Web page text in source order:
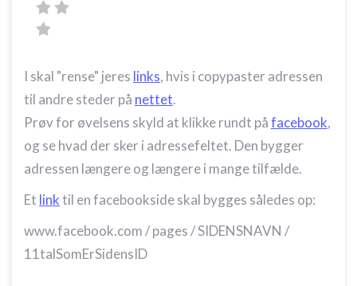
I skal "rense" jeres links, hvis i copypaster adressen
til andre steder på nettet.
Prøv for øvelsens skyld at klikke rundt påfacebook,
og se hvad der sker i adressefeltet. Den bygger
adressen længere og længere i mange tilfælde.
Et linktil en facebookside skal bygges således op:
www.facebook.com / pages / SIDENSNAVN /
11talSomErSidensID